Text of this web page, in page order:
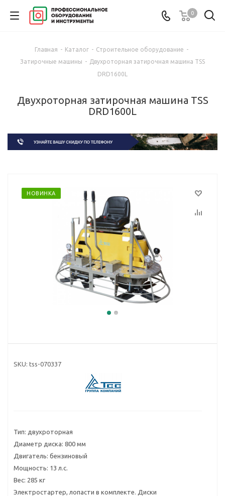
0
Главная - Каталог - Строительное оборудование -
Затирочные машины - Двухроторная затирочная машина TSS
DRD1600L
Двухроторная затирочная машина TSS
DRD1600L
НОВИНКА
SKU: tss-070337
Тип: двухроторная
Диаметр диска: 800 мм
Двигатель: бензиновый
Мощность: 13 л.с.
Вес: 285 кг
Электростартер, лопасти в комплекте. Диски